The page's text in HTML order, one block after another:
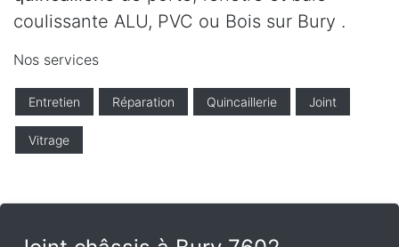
coulissante ALU, PVC ou Bois sur Bury .
Nos services
Entretien Réparation Quincaillerie Joint
Vitrage